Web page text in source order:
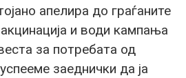
апелира до граѓаните
и води кампања
за потребата од
заеднички да ја